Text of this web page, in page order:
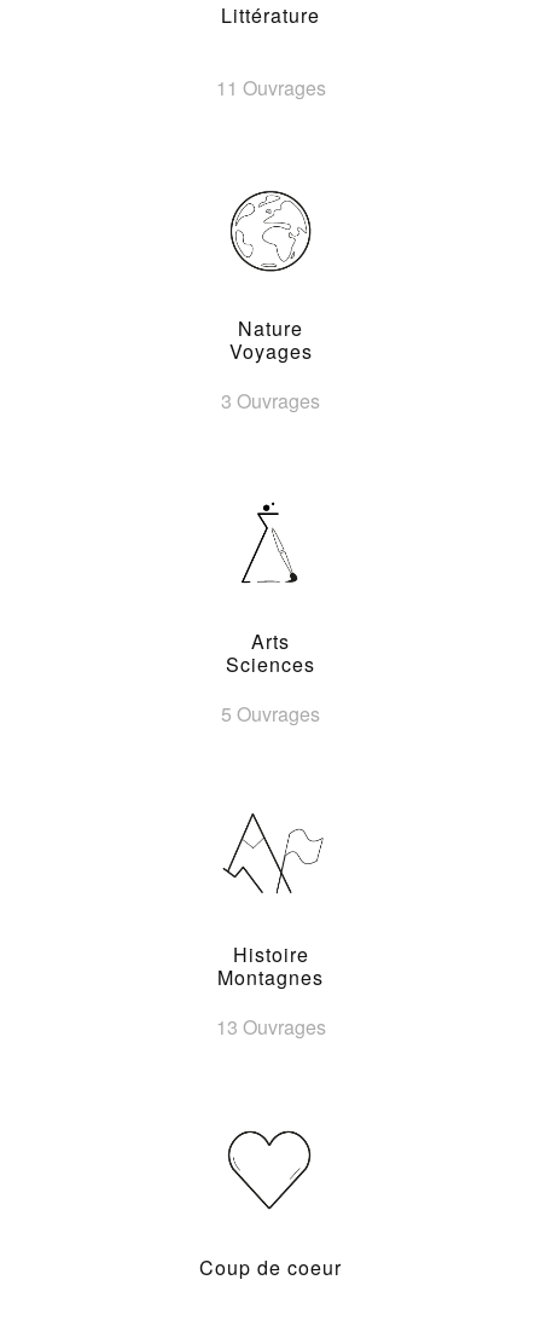
Littérature
11 Ouvrages
Nature
Voyages
3 Ouvrages
Arts
Sciences
5 Ouvrages
Histoire
Montagnes
13 Ouvrages
Coup de coeur